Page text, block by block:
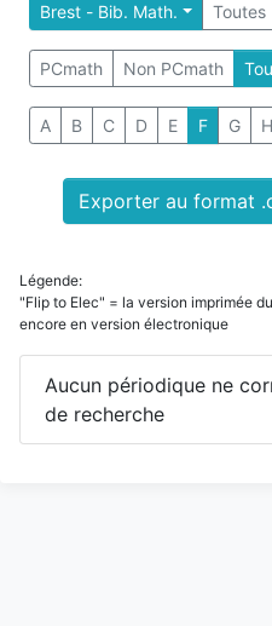
Brest - Bib. Math. Toutes
PCmath Non PCmath
A B C D E F G H
Exporter au format
Légende:
"Flip to Elec" = la version imprimée
encore en version électronique
Aucun périodique ne
de recherche